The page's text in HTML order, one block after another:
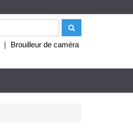
| Brouilleur de caméra